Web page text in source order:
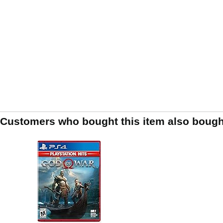
Customers who bought this item also